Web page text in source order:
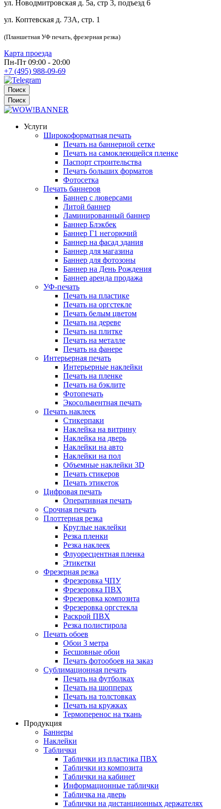
ул. Новодмитровская д. 5а, стр 3, подъезд 6
ул. Коптевская д. 73А, стр. 1
(Планшетная УФ печать, фрезерная резка)
Карта проезда
Пн-Пт 09:00 - 20:00
+7 (495) 988-09-69
Поиск
Поиск
Услуги
Широкоформатная печать
Печать на баннерной сетке
Печать на самоклеющейся пленке
Паспорт строительства
Печать больших форматов
Фотосетка
Печать баннеров
Баннер с люверсами
Литой баннер
Ламинированный баннер
Баннер Блэкбек
Баннер Г1 негорючий
Баннер на фасад здания
Баннер для магазина
Баннер для фотозоны
Баннер на День Рождения
Баннер аренда продажа
УФ-печать
Печать на пластике
Печать на оргстекле
Печать белым цветом
Печать на дереве
Печать на плитке
Печать на металле
Печать на фанере
Интерьерная печать
Интерьерные наклейки
Печать на пленке
Печать на бэклите
Фотопечать
Экосольвентная печать
Печать наклеек
Стикерпаки
Наклейка на витрину
Наклейка на дверь
Наклейки на авто
Наклейки на пол
Объемные наклейки 3D
Печать стикеров
Печать этикеток
Цифровая печать
Оперативная печать
Срочная печать
Плоттерная резка
Круглые наклейки
Резка пленки
Резка наклеек
Флуоресцентная пленка
Этикетки
Фрезерная резка
Фрезеровка ЧПУ
Фрезеровка ПВХ
Фрезеровка композита
Фрезеровка оргстекла
Раскрой ПВХ
Резка полистирола
Печать обоев
Обои 3 метра
Бесшовные обои
Печать фотообоев на заказ
Сублимационная печать
Печать на футболках
Печать на шопперах
Печать на толстовках
Печать на кружках
Термоперенос на ткань
Продукция
Баннеры
Наклейки
Таблички
Таблички из пластика ПВХ
Таблички из композита
Таблички на кабинет
Информационные таблички
Табличка на дверь
Таблички на дистанционных держателях